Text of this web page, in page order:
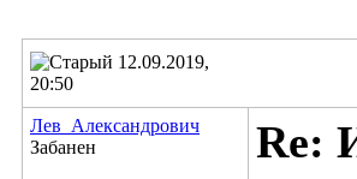
12.09.2019,
20:50
Лев_Александрович
Забанен
Re: